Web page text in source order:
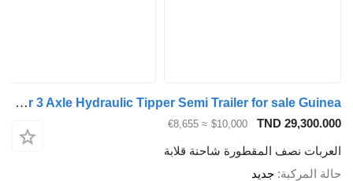
ZW-Trailer 3 Axle Hydraulic Tipper Semi Trailer for sale Guinea
TND
$10,000
≈ €8,655
نصف المقطورة شاحنة قلابة
جديد